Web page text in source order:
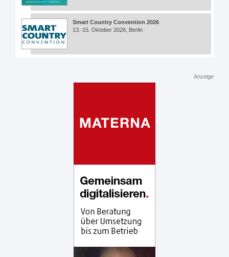
Smart Country Convention 2026
13.-15. Oktober 2026, Berlin
Anzeige